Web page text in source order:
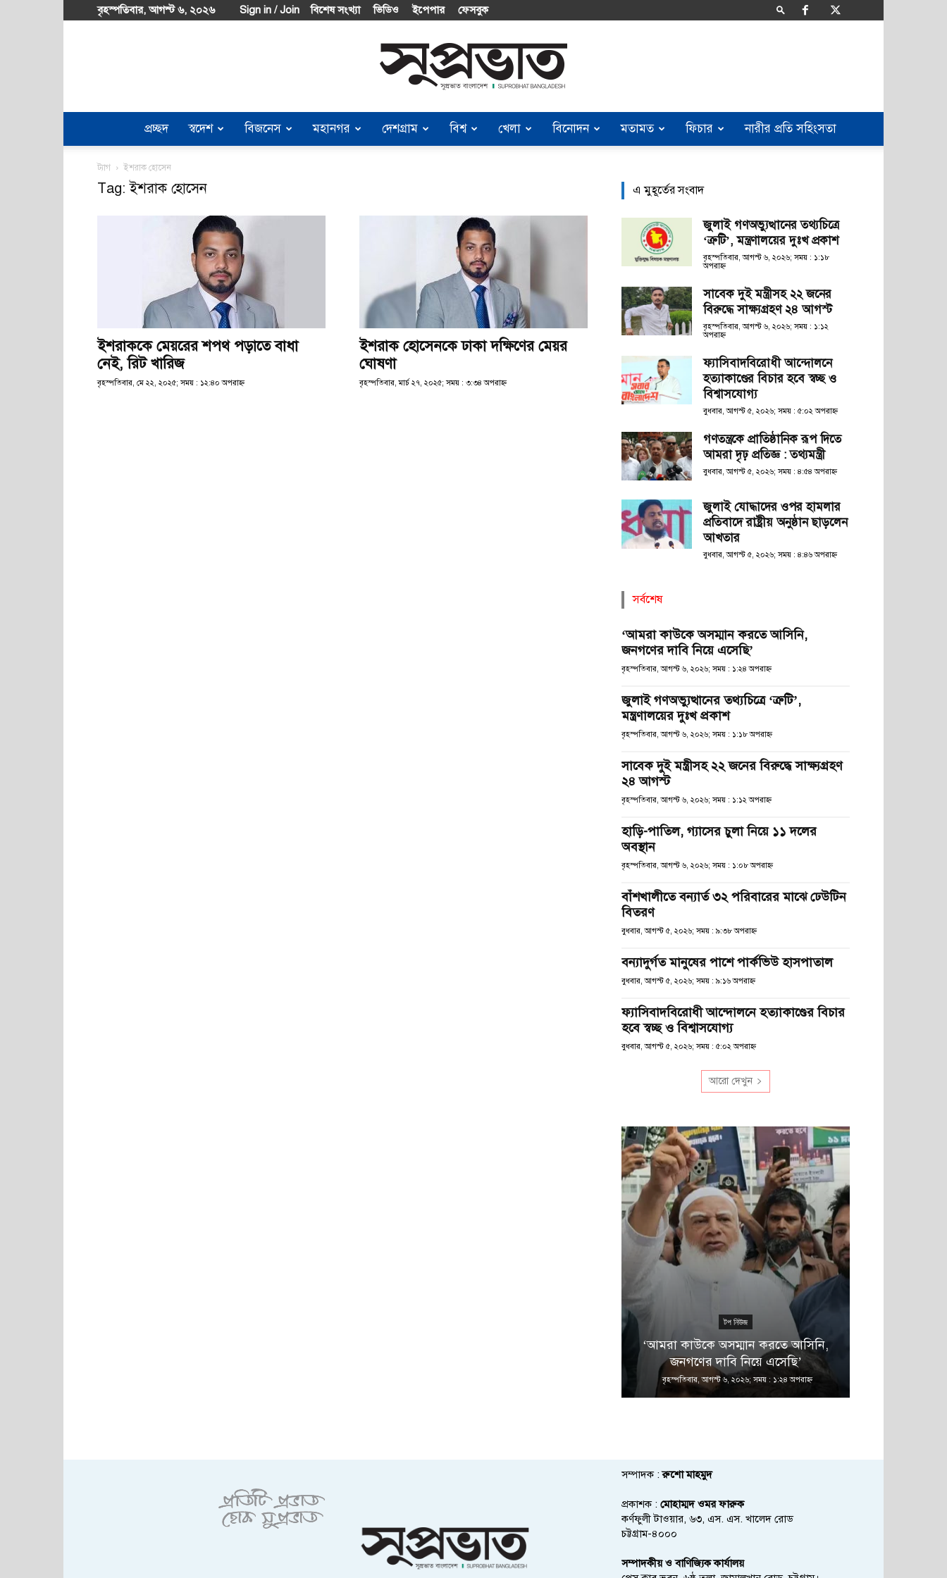
বৃহস্পতিবার, আগস্ট ৬, ২০২৬ Sign in / Join বিশেষ সংখ্যা ভিডিও ইপেপার ফেসবুক
Suprobhat
Bangladesh
প্রচ্ছদ স্বদেশ বিজনেস মহানগর দেশগ্রাম বিশ্ব খেলা বিনোদন মতামত ফিচার নারীর প্রতি সহিংসতা
ট্যাগ ইশরাক হোসেন
Tag: ইশরাক হোসেন
ইশরাককে মেয়রের শপথ পড়াতে বাধা
নেই, রিট খারিজ
বৃহস্পতিবার, মে ২২, ২০২৫; সময় : ১২:৪০ অপরাহ্ণ
ইশরাক হোসেনকে ঢাকা দক্ষিণের মেয়র
ঘোষণা
বৃহস্পতিবার, মার্চ ২৭, ২০২৫; সময় : ৩:৩৪ অপরাহ্ণ
এ মুহূর্তের সংবাদ
জুলাই গণঅভ্যুত্থানের তথ্যচিত্রে
‘ত্রুটি’, মন্ত্রণালয়ের দুঃখ প্রকাশ
বৃহস্পতিবার, আগস্ট ৬, ২০২৬; সময় : ১:১৮
অপরাহ্ণ
সাবেক দুই মন্ত্রীসহ ২২ জনের
বিরুদ্ধে সাক্ষ্যগ্রহণ ২৪ আগস্ট
বৃহস্পতিবার, আগস্ট ৬, ২০২৬; সময় : ১:১২
অপরাহ্ণ
ফ্যাসিবাদবিরোধী আন্দোলনে
হত্যাকাণ্ডের বিচার হবে স্বচ্ছ ও
বিশ্বাসযোগ্য
বুধবার, আগস্ট ৫, ২০২৬; সময় : ৫:০২ অপরাহ্ণ
গণতন্ত্রকে প্রাতিষ্ঠানিক রূপ দিতে
আমরা দৃঢ় প্রতিজ্ঞ : তথ্যমন্ত্রী
বুধবার, আগস্ট ৫, ২০২৬; সময় : ৪:৫৪ অপরাহ্ণ
জুলাই যোদ্ধাদের ওপর হামলার
প্রতিবাদে রাষ্ট্রীয় অনুষ্ঠান ছাড়লেন
আখতার
বুধবার, আগস্ট ৫, ২০২৬; সময় : ৪:৪৬ অপরাহ্ণ
সর্বশেষ
‘আমরা কাউকে অসম্মান করতে আসিনি,
জনগণের দাবি নিয়ে এসেছি’
বৃহস্পতিবার, আগস্ট ৬, ২০২৬; সময় : ১:২৪ অপরাহ্ণ
জুলাই গণঅভ্যুত্থানের তথ্যচিত্রে ‘ত্রুটি’,
মন্ত্রণালয়ের দুঃখ প্রকাশ
বৃহস্পতিবার, আগস্ট ৬, ২০২৬; সময় : ১:১৮ অপরাহ্ণ
সাবেক দুই মন্ত্রীসহ ২২ জনের বিরুদ্ধে সাক্ষ্যগ্রহণ
২৪ আগস্ট
বৃহস্পতিবার, আগস্ট ৬, ২০২৬; সময় : ১:১২ অপরাহ্ণ
হাড়ি-পাতিল, গ্যাসের চুলা নিয়ে ১১ দলের
অবস্থান
বৃহস্পতিবার, আগস্ট ৬, ২০২৬; সময় : ১:০৮ অপরাহ্ণ
বাঁশখালীতে বন্যার্ত ৩২ পরিবারের মাঝে ঢেউটিন
বিতরণ
বুধবার, আগস্ট ৫, ২০২৬; সময় : ৯:৩৮ অপরাহ্ণ
বন্যাদুর্গত মানুষের পাশে পার্কভিউ হাসপাতাল
বুধবার, আগস্ট ৫, ২০২৬; সময় : ৯:১৬ অপরাহ্ণ
ফ্যাসিবাদবিরোধী আন্দোলনে হত্যাকাণ্ডের বিচার
হবে স্বচ্ছ ও বিশ্বাসযোগ্য
বুধবার, আগস্ট ৫, ২০২৬; সময় : ৫:০২ অপরাহ্ণ
আরো দেখুন
টপ নিউজ
‘আমরা কাউকে অসম্মান করতে আসিনি,
জনগণের দাবি নিয়ে এসেছি’
বৃহস্পতিবার, আগস্ট ৬, ২০২৬; সময় : ১:২৪ অপরাহ্ণ
সম্পাদক :রুশো মাহমুদ
প্রকাশক : মোহাম্মদ ওমর ফারুক
কর্ণফুলী টাওয়ার, ৬৩, এস. এস. খালেদ রোড
চট্টগ্রাম-৪০০০
সম্পাদকীয় ও বাণিজ্যিক কার্যালয়